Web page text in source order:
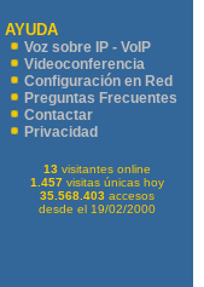
AYUDA
Voz sobre IP - VoIP
Videoconferencia
Configuración en Red
Preguntas Frecuentes
Contactar
Privacidad
13 visitantes online
1.457visitas únicas hoy
35.568.403 accesos
desde el 19/02/2000